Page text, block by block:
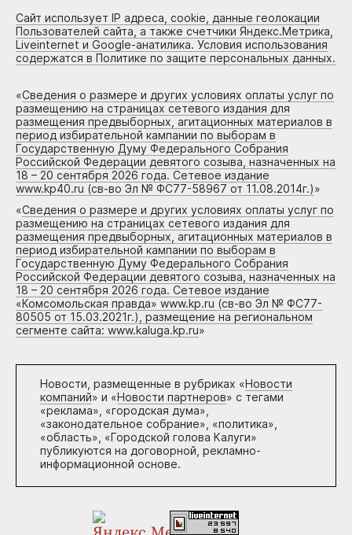
Сайт использует IP адреса, cookie, данные геолокации
Пользователей сайта, а также счетчики Яндекс.Метрика,
Liveinternet и Google-анатилика. Условия использования
содержатся в Политике по защите персональных данных.
«Сведения о размере и других условиях оплаты услуг по
размещению на страницах сетевого издания для
размещения предвыборных, агитационных материалов в
период избирательной кампании по выборам в
Государственную Думу Федерального Собрания
Российской Федерации девятого созыва, назначенных на
18 – 20 сентября 2026 года. Сетевое издание
www.kp40.ru (св-во Эл № ФС77-58967 от 11.08.2014г.)»
«Сведения о размере и других условиях оплаты услуг по
размещению на страницах сетевого издания для
размещения предвыборных, агитационных материалов в
период избирательной кампании по выборам в
Государственную Думу Федерального Собрания
Российской Федерации девятого созыва, назначенных на
18 – 20 сентября 2026 года. Сетевое издание
«Комсомольская правда» www.kp.ru (св-во Эл № ФС77-
80505 от 15.03.2021г.), размещение на региональном
сегменте сайта: www.kaluga.kp.ru»
Новости, размещенные в рубриках «Новости
компаний» и «Новости партнеров» с тегами
«реклама», «городская дума»,
«законодательное собрание», «политика»,
«область», «Городской голова Калуги»
публикуются на договорной, рекламно-
информационной основе.